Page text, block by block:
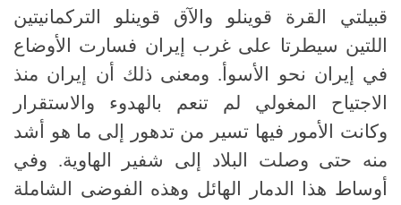
قبيلتي القرة قوينلو والآق قوينلو التركمانيتين
اللتين سيطرتا على غرب إيران فسارت الأوضاع
في إيران نحو الأسوأ. ومعنى ذلك أن إيران منذ
الاجتياح المغولي لم تنعم بالهدوء والاستقرار
وكانت الأمور فيها تسير من تدهور إلى ما هو أشد
منه حتى وصلت البلاد إلى شفير الهاوية. وفي
أوساط هذا الدمار الهائل وهذه الفوضى الشاملة